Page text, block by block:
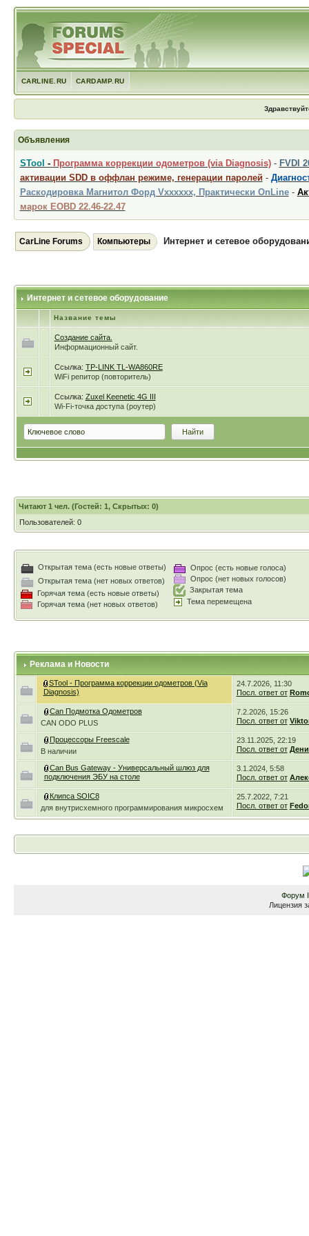
CARLINE.RU CARDAMP.RU
Объявления
STool - Программа коррекции одометров (via Diagnosis)- FVDI
активации SDD в оффлан режиме, генерации паролей -
Раскодировка Магнитол Форд Vxxxxxx, Практически OnLine-
марок EOBD 22.46-22.47
CarLine Forums Компьютеры Интернет и сетевое
Интернет и сетевое оборудование
Название темы
Создание сайта.
Информационный сайт.
Ссылка: TP-LINK TL-WA860RE
WiFi репитор (повторитель)
Ссылка: Zuxel Keenetic 4G III
Wi-Fi-точка доступа (роутер)
Читают 1 чел. (Гостей: 1, Скрытых: 0)
Пользователей: 0
Открытая тема (есть новые ответы)
Открытая тема (нет новых ответов)
Горячая тема (есть новые ответы)
Горячая тема (нет новых ответов)
Опрос (есть новые голоса)
Опрос (нет новых голосов)
Закрытая тема
Тема перемещена
Реклама и Новости
STool - Программа коррекции одометров (Via
Diagnosis)
24.7.2026, 11:30
Посл. ответ от
Can Подмотка Одометров
CAN ODO PLUS
7.2.2026, 15:26
Посл. ответ от
Процессоры Freescale
В наличии
23.11.2025, 22:19
Посл. ответ от
Can Bus Gateway - Универсальный шлюз для
подключения ЭБУ на столе
3.1.2024, 5:58
Посл. ответ от
Клипса SOIC8
для внутрисхемного программирования микросхем
25.7.2022, 7:21
Посл. ответ от
Форум
Лицензия